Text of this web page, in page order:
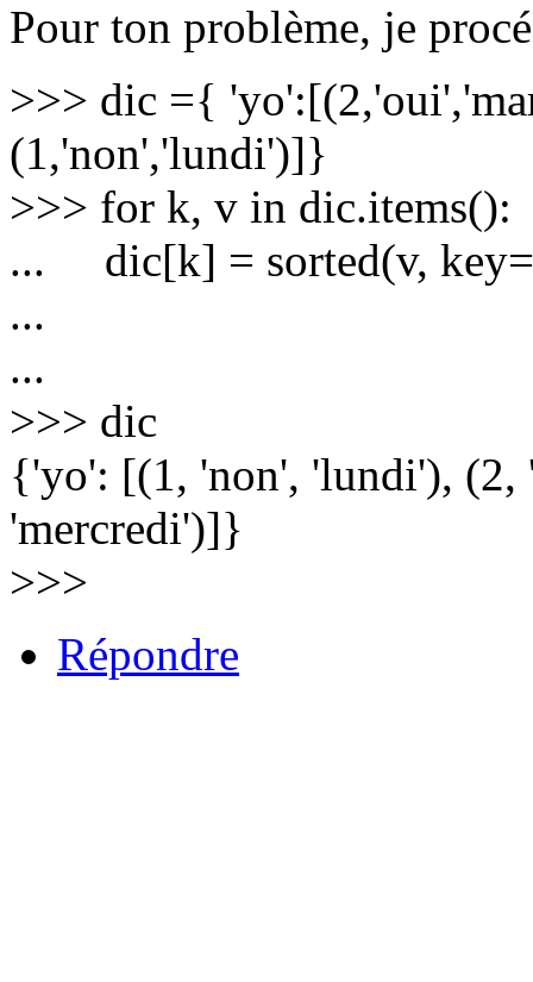
Pour ton problème, je
>>> dic ={
(1,'non','lundi')]}
>>> for k, v in dic.items():
... dic[k] = sorted(v,
...
...
>>> dic
{'yo': [(1, 'non', 'lundi'), (2,
'mercredi')]}
>>>
Répondre